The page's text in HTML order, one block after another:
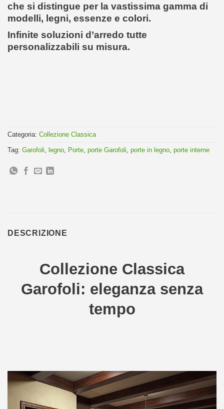
che si distingue per la vastissima gamma di
modelli, legni, essenze e colori.
Infinite soluzioni d’arredo tutte
personalizzabili su misura.
Categoria: Collezione Classica
Tag: Garofoli, legno, Porte, porte Garofoli, porte in legno, porte interne
DESCRIZIONE
Collezione Classica
Garofoli: eleganza senza
tempo